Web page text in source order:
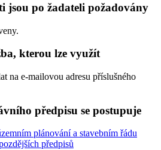
jsou po žadateli požadovány
kterou lze využít
na e-mailovou adresu příslušného
předpisu se postupuje
plánování a stavebním řádu
předpisů